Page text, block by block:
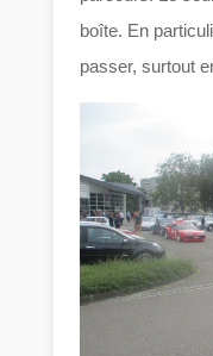
boîte. En
passer, surtout